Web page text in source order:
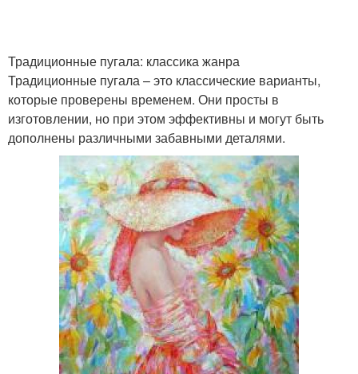
Традиционные пугала: классика жанра
Традиционные пугала – это классические варианты,
которые проверены временем. Они просты в
изготовлении, но при этом эффективны и могут быть
дополнены различными забавными деталями.